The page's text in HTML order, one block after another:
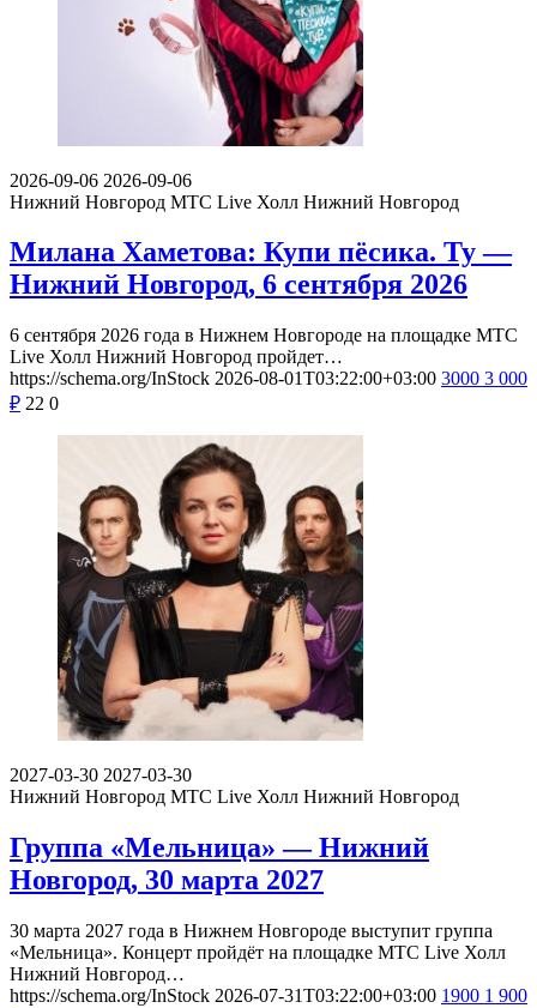
2026-09-06 2026-09-06
Нижний Новгород МТС Live Холл Нижний Новгород
Милана Хаметова: Купи пёсика. Ту —
Нижний Новгород, 6 сентября 2026
6 сентября 2026 года в Нижнем Новгороде на площадке МТС
Live Холл Нижний Новгород пройдет…
https://schema.org/InStock 2026-08-01T03:22:00+03:00 3000 3 000
₽ 22 0
2027-03-30 2027-03-30
Нижний Новгород МТС Live Холл Нижний Новгород
Группа «Мельница» — Нижний
Новгород, 30 марта 2027
30 марта 2027 года в Нижнем Новгороде выступит группа
«Мельница». Концерт пройдёт на площадке МТС Live Холл
Нижний Новгород…
https://schema.org/InStock 2026-07-31T03:22:00+03:00 1900 1 900